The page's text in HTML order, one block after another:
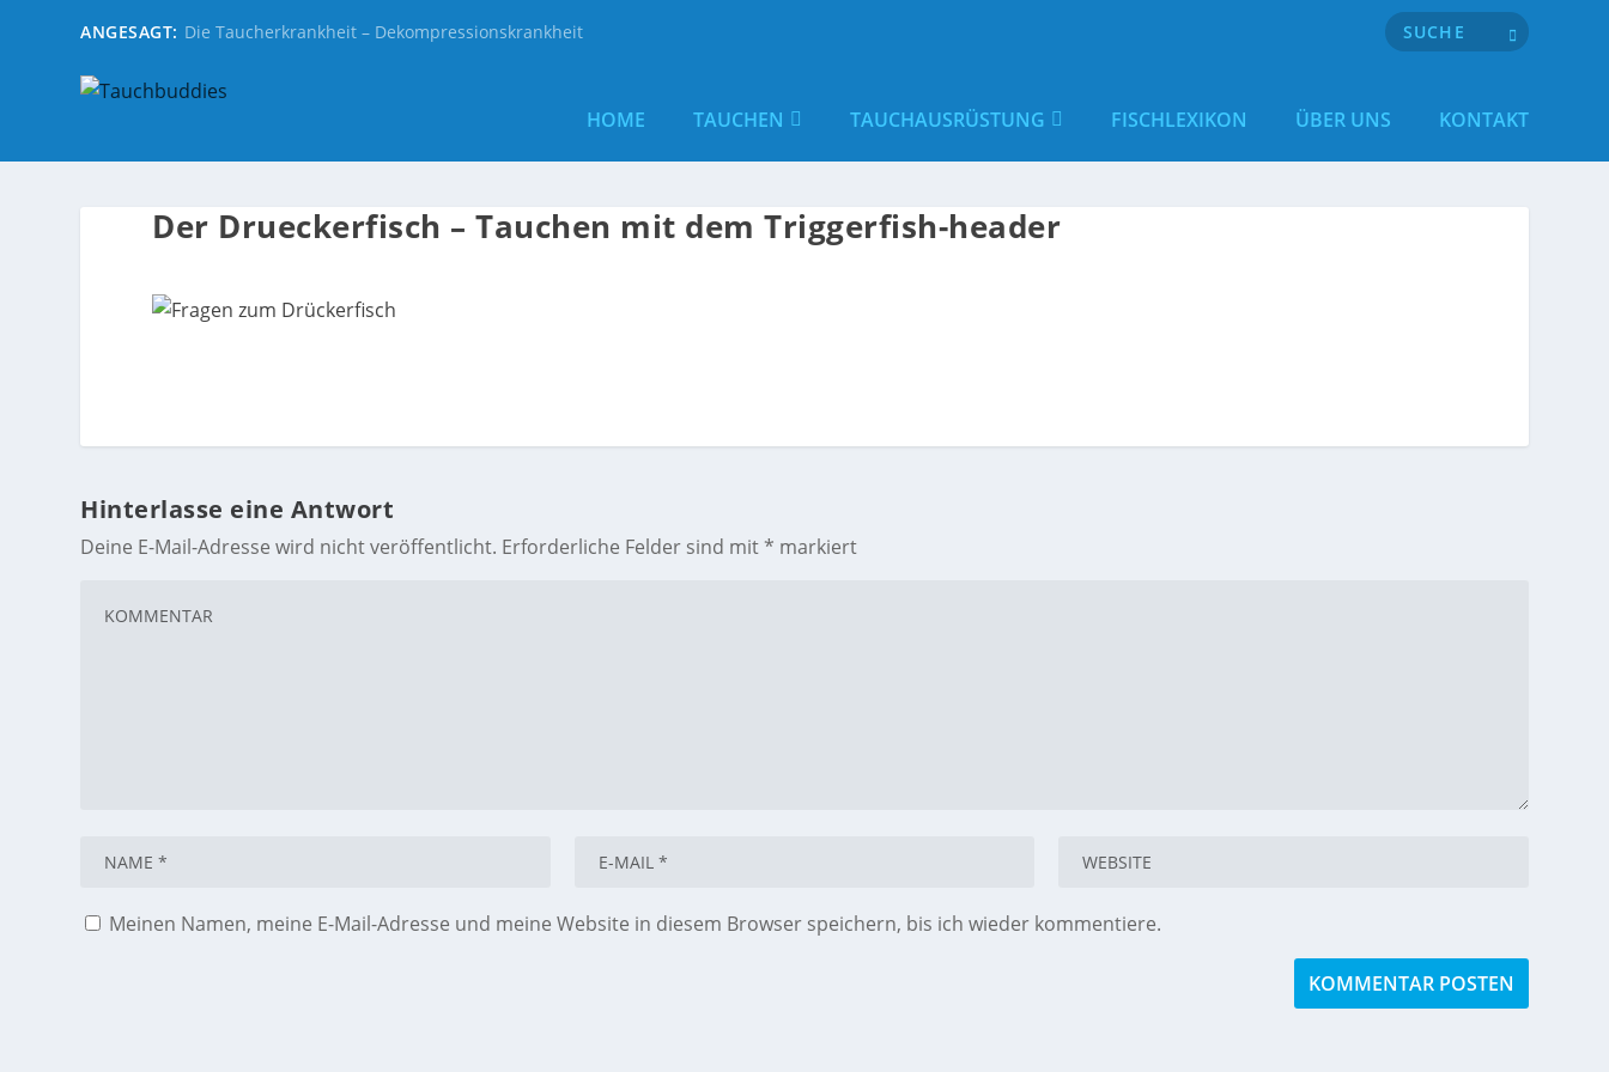
ANGESAGT: Die Taucherkrankheit – Dekompressionskrankheit
HOME TAUCHEN TAUCHAUSRÜSTUNG FISCHLEXIKON ÜBER UNS KONTAKT
Der Drueckerfisch – Tauchen mit dem Triggerfish-header
Hinterlasse eine Antwort
Deine E-Mail-Adresse wird nicht veröffentlicht. Erforderliche Felder sind mit* markiert
Meinen Namen, meine E-Mail-Adresse und meine Website in diesem Browser speichern, bis ich wieder kommentiere.